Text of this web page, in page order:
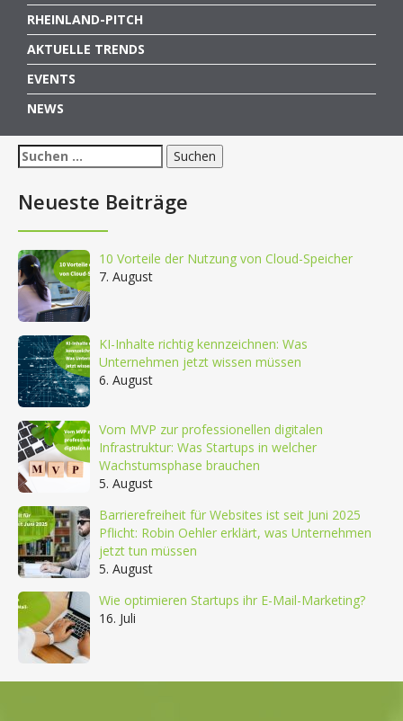
RHEINLAND-PITCH
AKTUELLE TRENDS
EVENTS
NEWS
Suchen
nach:
Neueste Beiträge
10 Vorteile der Nutzung von Cloud-Speicher
7. August
KI-Inhalte richtig kennzeichnen: Was
Unternehmen jetzt wissen müssen
6. August
Vom MVP zur professionellen digitalen
Infrastruktur: Was Startups in welcher
Wachstumsphase brauchen
5. August
Barrierefreiheit für Websites ist seit Juni 2025
Pflicht: Robin Oehler erklärt, was Unternehmen
jetzt tun müssen
5. August
Wie optimieren Startups ihr E-Mail-Marketing?
16. Juli